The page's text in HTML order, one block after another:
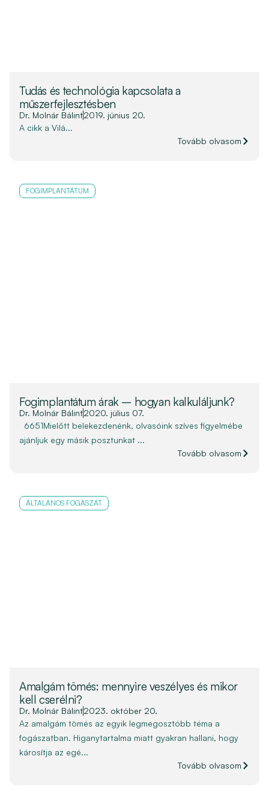
Tudás és technológia kapcsolata a
műszerfejlesztésben
Dr. Molnár Bálint2019. június 20.
A cikk a Vilá...
Tovább olvasom
FOGIMPLANTÁTUM
Fogimplantátum árak – hogyan kalkuláljunk?
Dr. Molnár Bálint2020. július 07.
6651Mielőtt belekezdenénk, olvasóink szíves figyelmébe
ajánljuk egy másik posztunkat ...
Tovább olvasom
ÁLTALÁNOS FOGÁSZAT
Amalgám tömés: mennyire veszélyes és mikor
kell cserélni?
Dr. Molnár Bálint2023. október 20.
Az amalgám tömés az egyik legmegosztóbb téma a
fogászatban. Higanytartalma miatt gyakran hallani, hogy
károsítja az egé...
Tovább olvasom